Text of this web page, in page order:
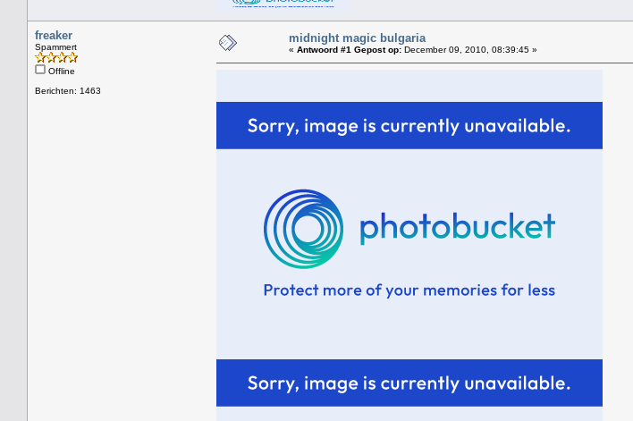
freaker
Spammert
Offline
Berichten: 1463
midnight magic bulgaria
« Antwoord #1 Gepost op: December 09, 2010, 08:39:45 »